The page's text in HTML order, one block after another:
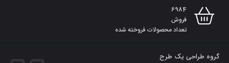
6984
فروش
تعداد محصولات فروخته شده
گروه طراحی یک طرح